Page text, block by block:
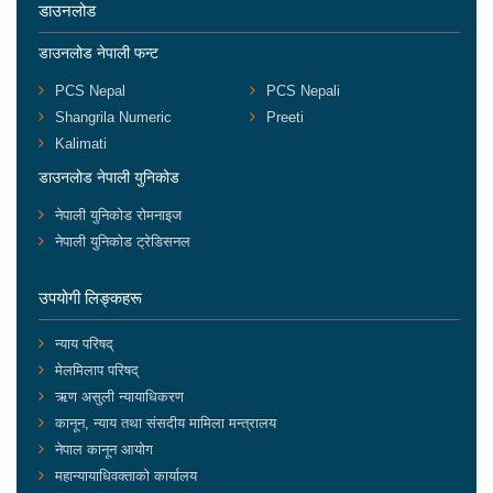
डाउनलोड
डाउनलोड नेपाली फन्ट
PCS Nepal
PCS Nepali
Shangrila Numeric
Preeti
Kalimati
डाउनलोड नेपाली युनिकोड
नेपाली युनिकोड रोमनाइज
नेपाली युनिकोड ट्रेडिसनल
उपयोगी लिङ्कहरू
न्याय परिषद्
मेलमिलाप परिषद्
ऋण असुली न्यायाधिकरण
कानून, न्याय तथा संसदीय मामिला मन्त्रालय
नेपाल कानून आयोग
महान्यायाधिवक्ताको कार्यालय